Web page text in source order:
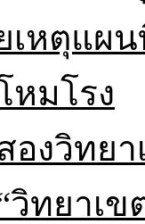
เหตุแผ
หมโรง
องวิทย
วิทยาเ